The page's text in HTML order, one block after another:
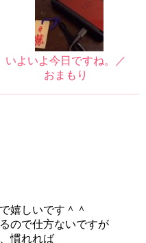
いよいよ今日ですね。／
おまもり
嬉しいです＾＾
ので仕方ないですが
慣れれば